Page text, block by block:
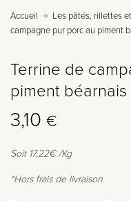
Accueil Les pâtés, rillettes
campagne pur porc au piment
Terrine de
piment
3,10 €
Soit 17,22€ /Kg
*Hors frais de livraison